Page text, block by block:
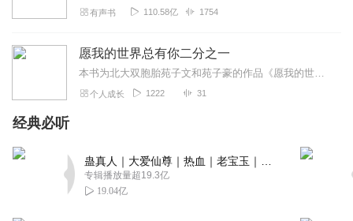
有声书 110.58亿 1754
愿我的世界总有你二分之一
本书为北大双胞胎苑子文和苑子豪的作品《愿我的世界总有你二分之一》，书中讲述了两人的成长励志故事和高考奋斗经验。主播是文豪兄弟的超级迷妹，欢迎有同样喜欢文豪的兄弟...
个人成长 1222 31
经典必听
专辑播放量超19.3亿
19.04亿